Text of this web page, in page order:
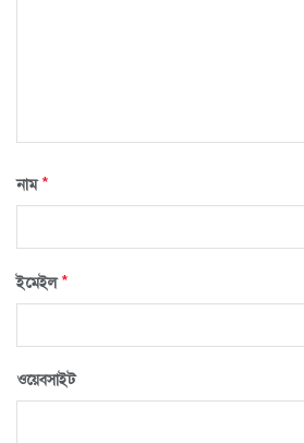
নাম*
ইমেইল*
ওয়েবসাইট